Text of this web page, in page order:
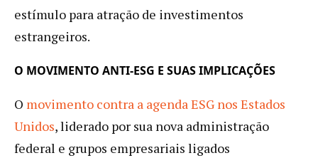
estímulo para atração de investimentos
estrangeiros.
O MOVIMENTO ANTI-ESG E SUAS IMPLICAÇÕES
O movimento contra a agenda ESG nos Estados
Unidos, liderado por sua nova administração
federal e grupos empresariais ligados